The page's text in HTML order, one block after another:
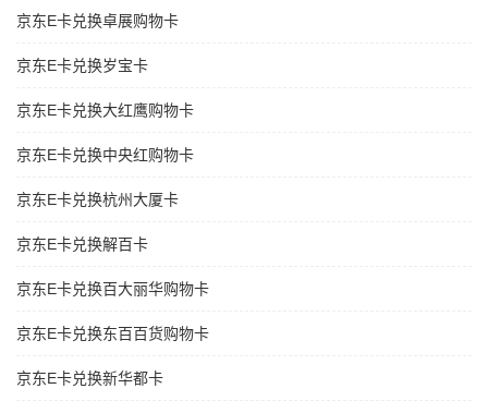
京东E卡兑换卓展购物卡
京东E卡兑换岁宝卡
京东E卡兑换大红鹰购物卡
京东E卡兑换中央红购物卡
京东E卡兑换杭州大厦卡
京东E卡兑换解百卡
京东E卡兑换百大丽华购物卡
京东E卡兑换东百百货购物卡
京东E卡兑换新华都卡